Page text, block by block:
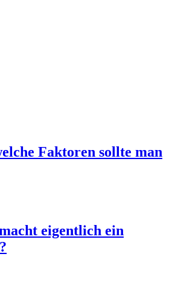
Faktoren sollte man
eigentlich ein